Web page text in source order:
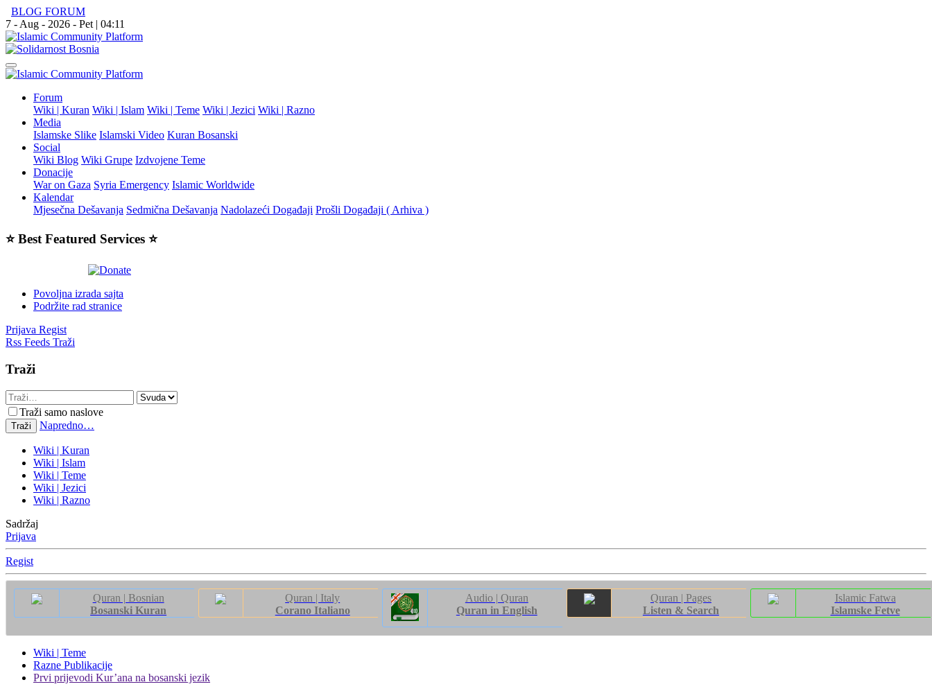
BLOG FORUM
7 - Aug - 2026 - Pet | 04:11
Forum
Wiki | Kuran Wiki | Islam Wiki | Teme Wiki | Jezici Wiki | Razno
Media
Islamske Slike Islamski Video Kuran Bosanski
Social
Wiki Blog Wiki Grupe Izdvojene Teme
Donacije
War on Gaza Syria Emergency Islamic Worldwide
Kalendar
Mjesečna Dešavanja Sedmična Dešavanja Nadolazeći Događaji Prošli Događaji ( Arhiva )
⭐ Best Featured Services ⭐
Povoljna izrada sajta
Podržite rad stranice
Prijava Regist
Rss Feeds Traži
Traži
Traži samo naslove
Traži Napredno…
Wiki | Kuran
Wiki | Islam
Wiki | Teme
Wiki | Jezici
Wiki | Razno
Sadržaj
Prijava
Regist
Quran | Bosnian
Bosanski Kuran
Quran | Italy
Corano Italiano
Audio | Quran
Quran in English
Quran | Pages
Listen & Search
Islamic Fatwa
Islamske Fetve
Wiki | Teme
Razne Publikacije
Prvi prijevodi Kur’ana na bosanski jezik